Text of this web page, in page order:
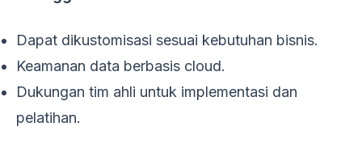
Dapat dikustomisasi sesuai kebutuhan bisnis.
Keamanan data berbasis cloud.
Dukungan tim ahli untuk implementasi dan
pelatihan.